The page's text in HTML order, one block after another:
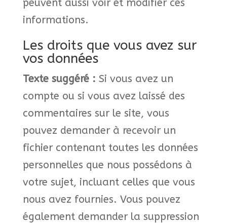
peuvent aussi voir et modifier ces
informations.
Les droits que vous avez sur
vos données
Texte suggéré : Si vous avez un
compte ou si vous avez laissé des
commentaires sur le site, vous
pouvez demander à recevoir un
fichier contenant toutes les données
personnelles que nous possédons à
votre sujet, incluant celles que vous
nous avez fournies. Vous pouvez
également demander la suppression